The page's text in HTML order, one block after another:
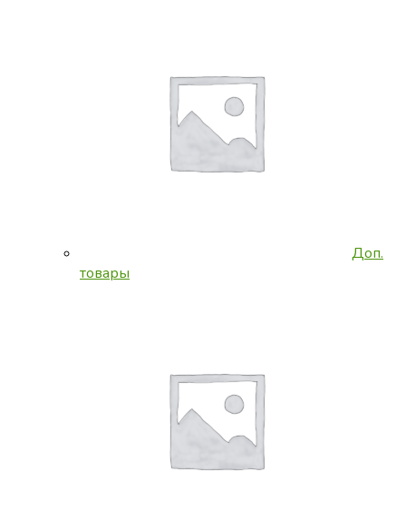
Доп.
товары